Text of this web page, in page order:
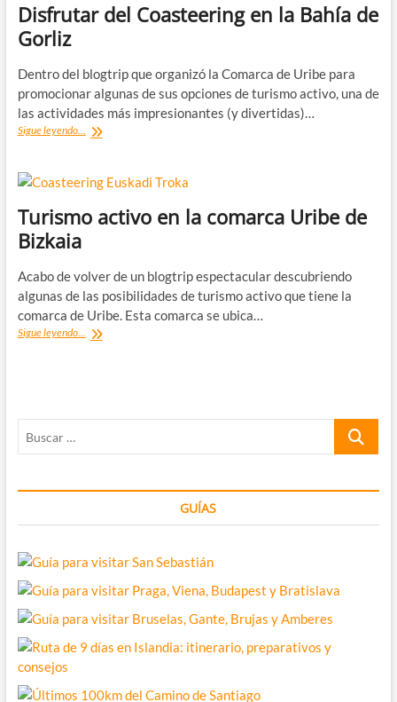
Disfrutar del Coasteering en la Bahía de
Gorliz
Dentro del blogtrip que organizó la Comarca de Uribe para
promocionar algunas de sus opciones de turismo activo, una de
las actividades más impresionantes (y divertidas)…
Sigue leyendo... Disfrutar
en
de
Turismo activo en la comarca Uribe de
Bizkaia
Acabo de volver de un blogtrip espectacular descubriendo
algunas de las posibilidades de turismo activo que tiene la
comarca de Uribe. Esta comarca se ubica…
Sigue leyendo... Turismo
Buscar
GUÍAS